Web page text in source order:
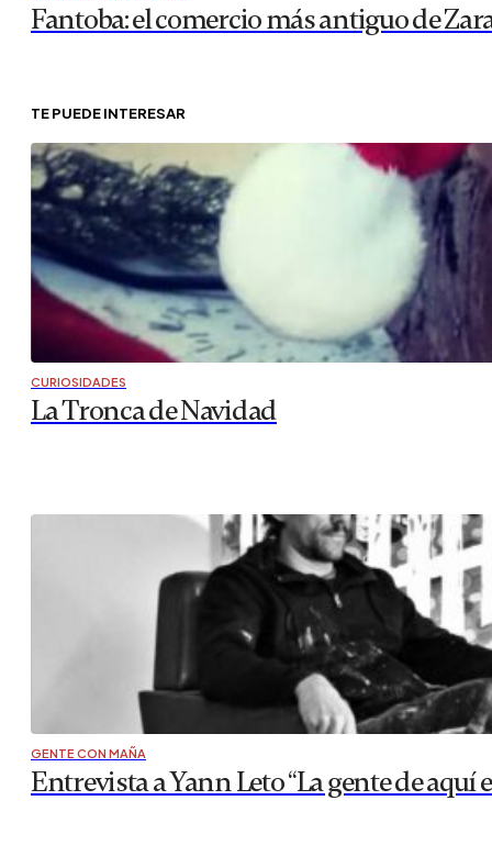
Fantoba: el comercio más antiguo de
TE PUEDE INTERESAR
CURIOSIDADES
La Tronca de Navidad
GENTE CON MAÑA
Entrevista a Yann Leto “La gente de aquí